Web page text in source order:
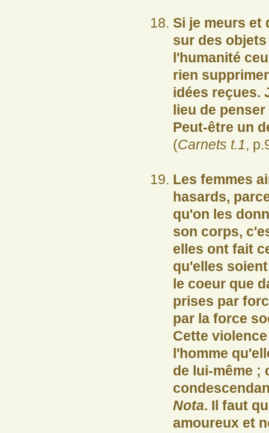
Si je meurs et
sur des
l'humanité
rien
idées reçues.
lieu de
Peut-être un
(Carnets t.1,
Les femmes
hasards,
qu'on les
son corps,
elles ont fait
qu'elles
le coeur que
prises par
par la force
Cette
l'homme
de lui-même ;
Nota. Il faut
amoureux et